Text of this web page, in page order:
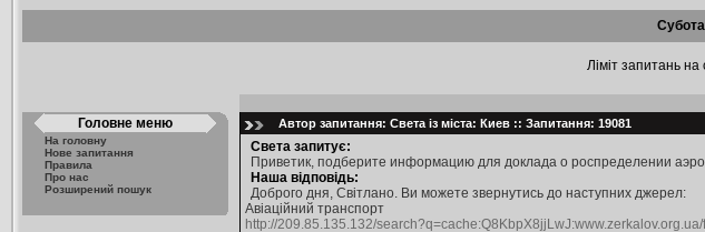
Ліміт запитань на
Головне меню
На головну
Нове запитання
Правила
Про нас
Розширений пошук
Автор запитання: Света із міста: Киев :: Запитання: 19081
Света запитує:
Приветик, подберите информацию для доклада о роспределении
Наша відповідь:
Доброго дня, Світлано. Ви можете звернутись до наступних джерел:
Авіаційний транспорт
http://209.85.135.132/